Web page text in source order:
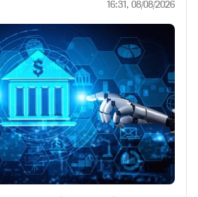
16:31, 08/08/2026